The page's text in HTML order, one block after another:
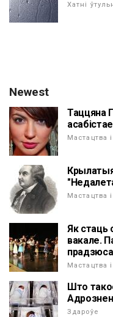
Хатні
Newest
Таццяна
Мастацтва
Мастацтва
Як стаць
вакале.
Мастацтва
Што
Здароўе